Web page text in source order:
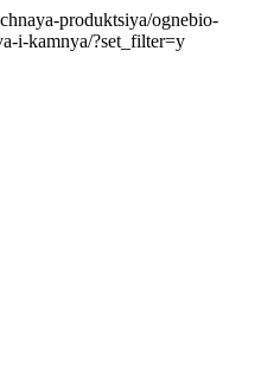
produktsiya/ognebio-
i-kamnya/?set_filter=y